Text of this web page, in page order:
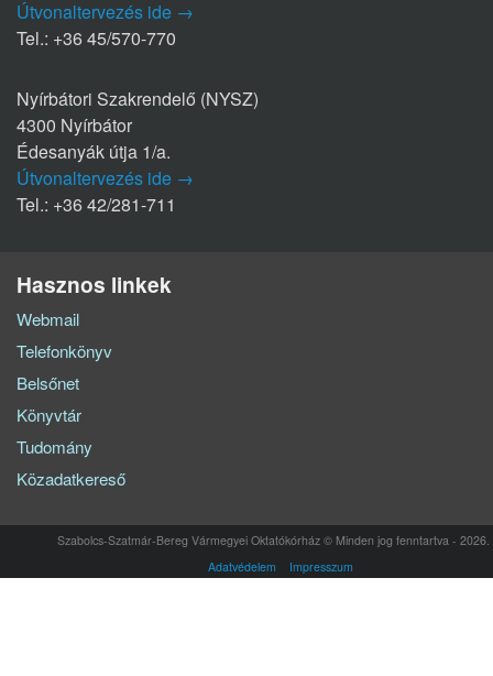
Útvonaltervezés ide →
Tel.: +36 45/570-770
Nyírbátori Szakrendelő (NYSZ)
4300 Nyírbátor
Édesanyák útja 1/a.
Útvonaltervezés ide →
Tel.: +36 42/281-711
Hasznos linkek
Webmail
Telefonkönyv
Belsőnet
Könyvtár
Tudomány
Közadatkereső
Szabolcs-Szatmár-Bereg Vármegyei Oktatókórház © Minden jog fenntartva - 2026.
Adatvédelem
Impresszum